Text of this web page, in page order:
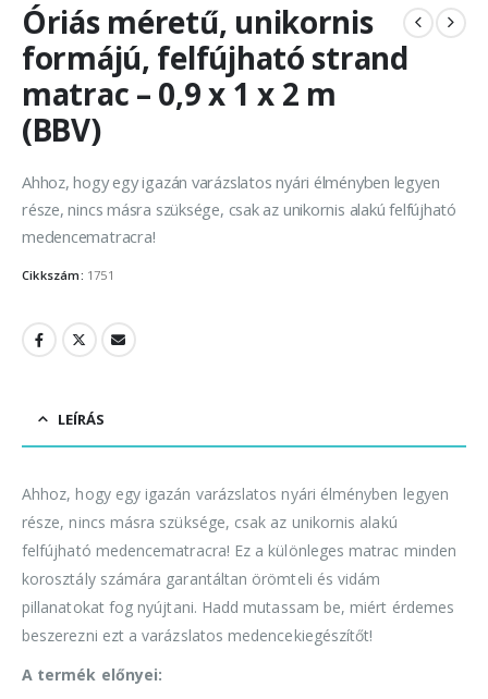
Óriás méretű, unikornis
formájú, felfújható strand
matrac – 0,9 x 1 x 2 m
(BBV)
Ahhoz, hogy egy igazán varázslatos nyári élményben legyen
része, nincs másra szüksége, csak az unikornis alakú felfújható
medencematracra!
Cikkszám: 1751
LEÍRÁS
Ahhoz, hogy egy igazán varázslatos nyári élményben legyen
része, nincs másra szüksége, csak az unikornis alakú
felfújható medencematracra! Ez a különleges matrac minden
korosztály számára garantáltan örömteli és vidám
pillanatokat fog nyújtani. Hadd mutassam be, miért érdemes
beszerezni ezt a varázslatos medencekiegészítőt!
A termék előnyei: